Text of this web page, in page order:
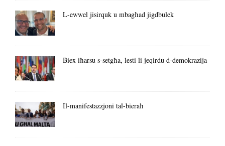
L-ewwel jisirquk u mbagħad jigdbulek
Biex iħarsu s-setgħa, lesti li jeqirdu d-demokrazija
Il-manifestazzjoni tal-bieraħ